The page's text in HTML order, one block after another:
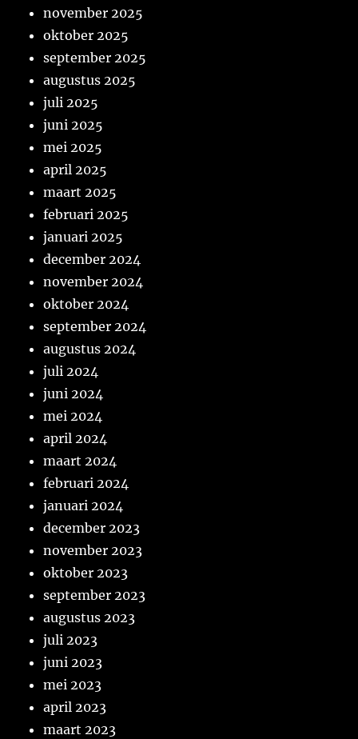
november 2025
oktober 2025
september 2025
augustus 2025
juli 2025
juni 2025
mei 2025
april 2025
maart 2025
februari 2025
januari 2025
december 2024
november 2024
oktober 2024
september 2024
augustus 2024
juli 2024
juni 2024
mei 2024
april 2024
maart 2024
februari 2024
januari 2024
december 2023
november 2023
oktober 2023
september 2023
augustus 2023
juli 2023
juni 2023
mei 2023
april 2023
maart 2023